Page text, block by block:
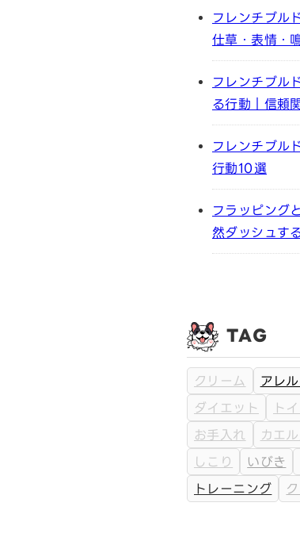
フレンチブル
仕草・表情・
フレンチブル
る行動｜信頼
フレンチブル
行動10選
フラッピング
然ダッシュす
TAG
クリーム アレ
ダイエット
ト
お手入れ
カエ
しこり
いびき
トレーニング